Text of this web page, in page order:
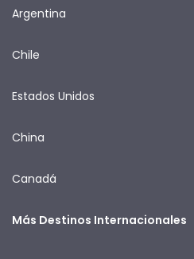
Argentina
Chile
Estados Unidos
China
Canadá
Más Destinos Internacionales